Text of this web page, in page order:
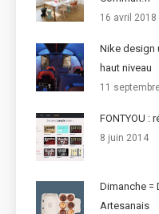
16 avril 2018
Nike design
haut niveau
11
FONTYOU :
8 juin 2014
Dimanche =
Artesanais